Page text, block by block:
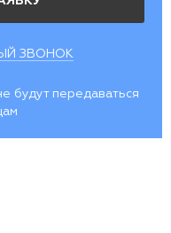
ЗВОНОК
будут передаваться